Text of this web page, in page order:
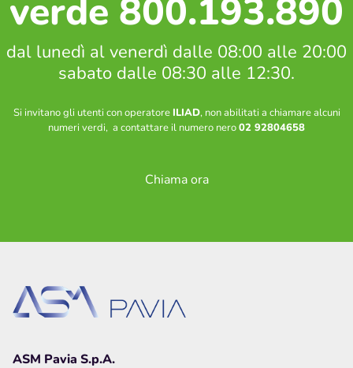
Soste, parcheggi e bicinstazione
Zone a sosta regolamentata
Parcheggio Navigli
Parcheggio Oberdan
Bicinstazione
Nucleo intervento decoro
Archivio fotografico lavori effettuati
Privacy Policy
dal lunedì al venerdì dalle 08:00 alle 20:00
sabato dalle 08:30 alle 12:30.
Si invitano gli utenti con operatore ILIAD, non abilitati a chiamare alcuni
numeri verdi, a contattare il numero nero02 92804658
Chiama ora
ASM Pavia S.p.A.